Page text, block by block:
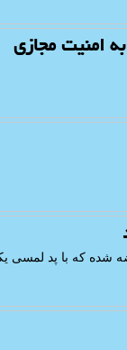
امنیت مجازی
شده كه با پد لمسی